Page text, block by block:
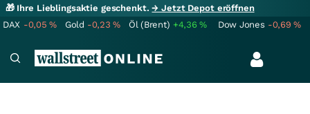
🎁 Ihre Lieblingsaktie geschenkt.→ Jetzt Depot eröffnen
DAX -0,05% Gold -0,23% Öl (Brent) +4,36% Dow Jones -0,69%